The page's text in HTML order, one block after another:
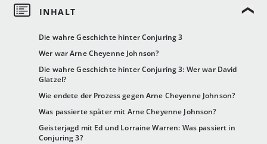
Die wahre Geschichte hinter Conjuring 3
Wer war Arne Cheyenne Johnson?
Die wahre Geschichte hinter Conjuring 3: Wer war David
Glatzel?
Wie endete der Prozess gegen Arne Cheyenne Johnson?
Was passierte später mit Arne Cheyenne Johnson?
Geisterjagd mit Ed und Lorraine Warren: Was passiert in
Conjuring 3?